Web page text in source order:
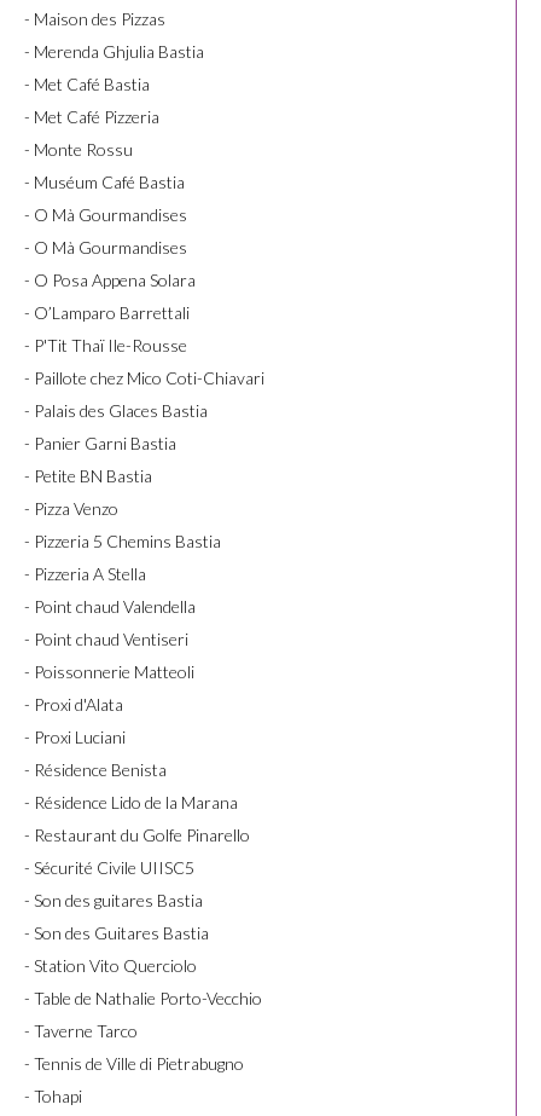
- Maison des Pizzas
- Merenda Ghjulia Bastia
- Met Café Bastia
- Met Café Pizzeria
- Monte Rossu
- Muséum Café Bastia
- O Mà Gourmandises
- O Mà Gourmandises
- O Posa Appena Solara
- O’Lamparo Barrettali
- P'Tit Thaï Ile-Rousse
- Paillote chez Mico Coti-Chiavari
- Palais des Glaces Bastia
- Panier Garni Bastia
- Petite BN Bastia
- Pizza Venzo
- Pizzeria 5 Chemins Bastia
- Pizzeria A Stella
- Point chaud Valendella
- Point chaud Ventiseri
- Poissonnerie Matteoli
- Proxi d'Alata
- Proxi Luciani
- Résidence Benista
- Résidence Lido de la Marana
- Restaurant du Golfe Pinarello
- Sécurité Civile UIISC5
- Son des guitares Bastia
- Son des Guitares Bastia
- Station Vito Querciolo
- Table de Nathalie Porto-Vecchio
- Taverne Tarco
- Tennis de Ville di Pietrabugno
- Tohapi